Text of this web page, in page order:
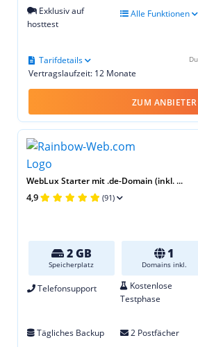
Exklusiv auf
hosttest
Alle Funktionen
Vertragslaufzeit: 12 Monate
Tarifdetails
ZUM ANBIETER
WebLux Starter mit .de-Domain (inkl. ...
4,9 (91)
2 GB
Speicherplatz
1
Domains inkl.
Telefonsupport
Kostenlose
Testphase
Tägliches Backup
2 Postfächer